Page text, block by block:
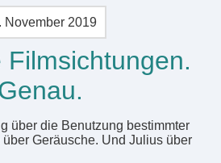
November 2019
Filmsichtungen.
über die Benutzung bestimmter
Geräusche. Und Julius über